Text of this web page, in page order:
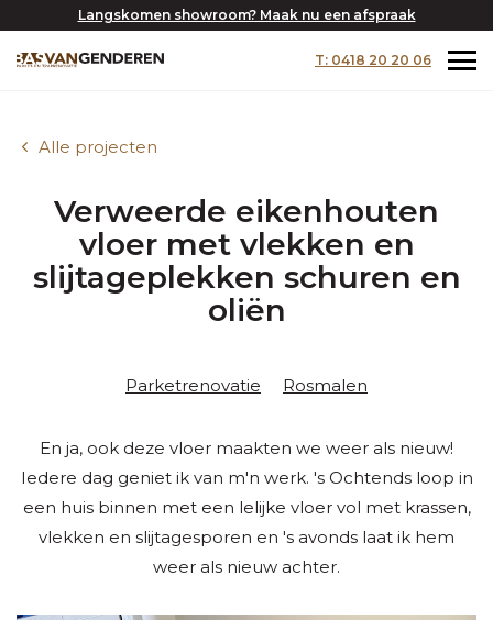
Langskomen showroom? Maak nu een afspraak
T: 0418 20 20 06
Alle projecten
Verweerde eikenhouten
vloer met vlekken en
slijtageplekken schuren en
oliën
Parketrenovatie Rosmalen
En ja, ook deze vloer maakten we weer als nieuw!
Iedere dag geniet ik van m'n werk. 's Ochtends loop in
een huis binnen met een lelijke vloer vol met krassen,
vlekken en slijtagesporen en 's avonds laat ik hem
weer als nieuw achter.